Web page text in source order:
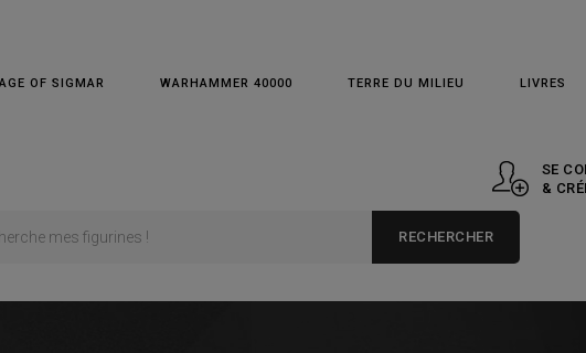
AGE OF SIGMAR WARHAMMER 40000 TERRE DU MILIEU LIVRES
SE
&
RECHERCHER